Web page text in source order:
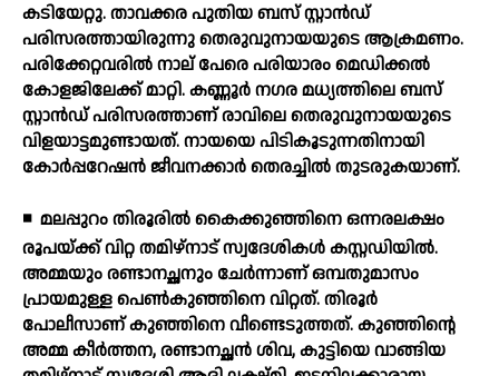
കടിയേറ്റു. താവക്കര പുതിയ ബസ് സ്റ്റാന്‍ഡ്
പരിസരത്തായിരുന്നു തെരുവുനായയുടെ ആക്രമണം.
പരിക്കേറ്റവരില്‍ നാല് പേരെ പരിയാരം മെഡിക്കല്‍
കോളജിലേക്ക് മാറ്റി. കണ്ണൂര്‍ നഗര മധ്യത്തിലെ ബസ്
സ്റ്റാന്‍ഡ് പരിസരത്താണ് രാവിലെ തെരുവുനായയുടെ
വിളയാട്ടമുണ്ടായത്. നായയെ പിടികൂടുന്നതിനായി
കോര്‍പ്പറേഷന്‍ ജീവനക്കാര്‍ തെരച്ചില്‍ തുടരുകയാണ്.
◾ മലപ്പുറം തിരൂരില്‍ കൈക്കുഞ്ഞിനെ ഒന്നരലക്ഷം
രൂപയ്ക്ക് വിറ്റ തമിഴ്‌നാട് സ്വദേശികള്‍ കസ്റ്റഡിയില്‍.
അമ്മയും രണ്ടാനച്ഛനും ചേര്‍ന്നാണ് ഒമ്പതുമാസം
പ്രായമുള്ള പെണ്‍കുഞ്ഞിനെ വിറ്റത്. തിരൂര്‍
പോലീസാണ് കുഞ്ഞിനെ വീണ്ടെടുത്തത്. കുഞ്ഞിന്റെ
അമ്മ കീര്‍ത്തന, രണ്ടാനച്ഛന്‍ ശിവ, കുട്ടിയെ വാങ്ങിയ